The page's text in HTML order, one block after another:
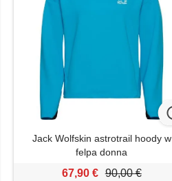
Jack Wolfskin astrotrail hoody w
felpa donna
67,90 € 90,00 €